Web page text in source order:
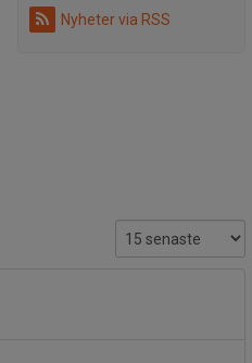
Nyheter via RSS